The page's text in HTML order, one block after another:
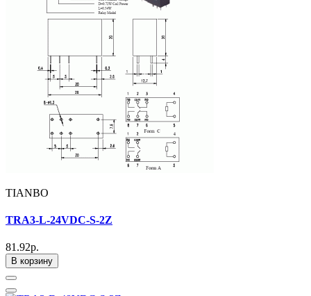
TIANBO
TRA3-L-24VDC-S-2Z
81.92р.
В корзину